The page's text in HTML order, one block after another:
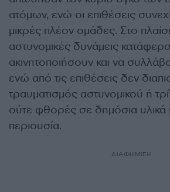
ατόμων, ενώ οι επιθέσεις
μικρές πλέον ομάδες. Στο
αστυνομικές δυνάμεις
ακινητοποιήσουν και να
ενώ από τις επιθέσεις δεν
τραυματισμός αστυνομικού ή
ούτε φθορές σε δημόσια υλικά
περιουσία.
ΔΙΑΦΗΜΙΣΗ